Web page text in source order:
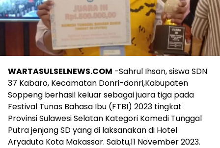
WARTASULSELNEWS.COM -Sahrul Ihsan, siswa SDN
37 Kabaro, Kecamatan Donri-donri,Kabupaten
Soppeng berhasil keluar sebagai juara tiga pada
Festival Tunas Bahasa Ibu (FTBI) 2023 tingkat
Provinsi Sulawesi Selatan Kategori Komedi Tunggal
Putra jenjang SD yang di laksanakan di Hotel
Aryaduta Kota Makassar. Sabtu,11 November 2023.